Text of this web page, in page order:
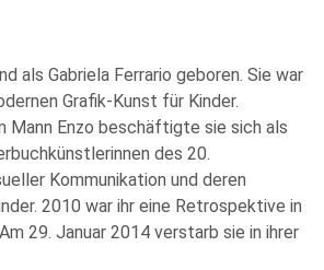
als Gabriela Ferrario geboren. Sie war
Grafik-Kunst für Kinder.
Mann Enzo beschäftigte sie sich als
des 20.
Kommunikation und deren
2010 war ihr eine Retrospektive in
29. Januar 2014 verstarb sie in ihrer